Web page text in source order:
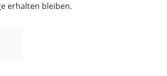
erhalten bleiben.